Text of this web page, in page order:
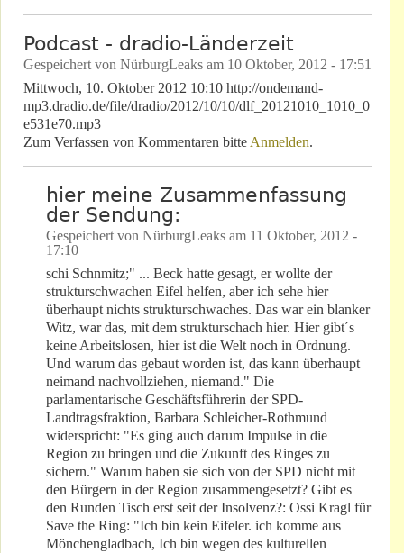
Podcast - dradio-Länderzeit
Gespeichert von NürburgLeaks am 10 Oktober, 2012 - 17:51
Mittwoch, 10. Oktober 2012 10:10 http://ondemand-
mp3.dradio.de/file/dradio/2012/10/10/dlf_20121010_1010_0
e531e70.mp3
Zum Verfassen von Kommentaren bitte Anmelden.
hier meine Zusammenfassung
der Sendung:
Gespeichert von NürburgLeaks am 11 Oktober, 2012 -
17:10
schi Schnmitz;" ... Beck hatte gesagt, er wollte der
strukturschwachen Eifel helfen, aber ich sehe hier
überhaupt nichts strukturschwaches. Das war ein blanker
Witz, war das, mit dem strukturschach hier. Hier gibt´s
keine Arbeitslosen, hier ist die Welt noch in Ordnung.
Und warum das gebaut worden ist, das kann überhaupt
neimand nachvollziehen, niemand." Die
parlamentarische Geschäftsführerin der SPD-
Landtragsfraktion, Barbara Schleicher-Rothmund
widerspricht: "Es ging auch darum Impulse in die
Region zu bringen und die Zukunft des Ringes zu
sichern." Warum haben sie sich von der SPD nicht mit
den Bürgern in der Region zusammengesetzt? Gibt es
den Runden Tisch erst seit der Insolvenz?: Ossi Kragl für
Save the Ring: "Ich bin kein Eifeler. ich komme aus
Mönchengladbach, Ich bin wegen des kulturellen